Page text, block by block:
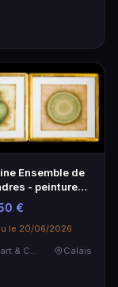
Ensemble de
- peinture
rep…
€
le 20/06/2026
Objets d'art & Curiosités
Calais